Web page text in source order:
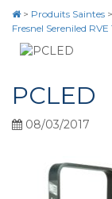
> Produits Saintes >
Fresnel Sereniled
PCLED
08/03/2017